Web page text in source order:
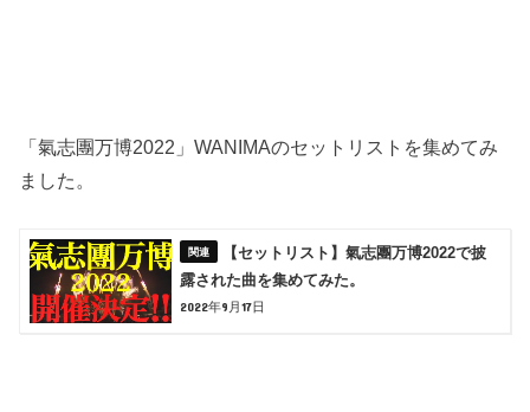
「氣志團万博2022」WANIMAのセットリストを集めてみ
ました。
【セットリスト】氣志團万博2022で披
露された曲を集めてみた。
2022年9月17日